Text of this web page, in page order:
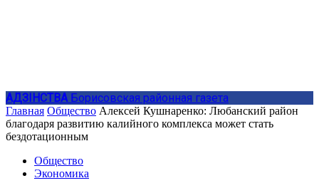
АДЗIНСТВА Борисовская районная газета
Главная Общество Алексей Кушнаренко: Любанский район
благодаря развитию калийного комплекса может стать
бездотационным
Общество
Экономика